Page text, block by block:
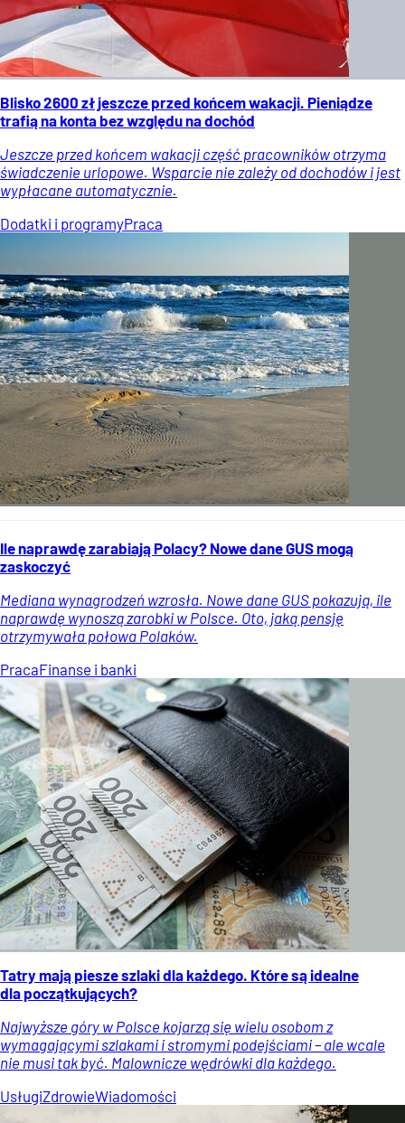
Blisko 2600 zł jeszcze przed końcem wakacji. Pieniądze
trafią na konta bez względu na dochód
Jeszcze przed końcem wakacji część pracowników otrzyma
świadczenie urlopowe. Wsparcie nie zależy od dochodów i jest
wypłacane automatycznie.
Dodatki i programyPraca
Ile naprawdę zarabiają Polacy? Nowe dane GUS mogą
zaskoczyć
Mediana wynagrodzeń wzrosła. Nowe dane GUS pokazują, ile
naprawdę wynoszą zarobki w Polsce. Oto, jaką pensję
otrzymywała połowa Polaków.
PracaFinanse i banki
Tatry mają piesze szlaki dla każdego. Które są idealne
dla początkujących?
Najwyższe góry w Polsce kojarzą się wielu osobom z
wymagającymi szlakami i stromymi podejściami – ale wcale
nie musi tak być. Malownicze wędrówki dla każdego.
UsługiZdrowieWiadomości